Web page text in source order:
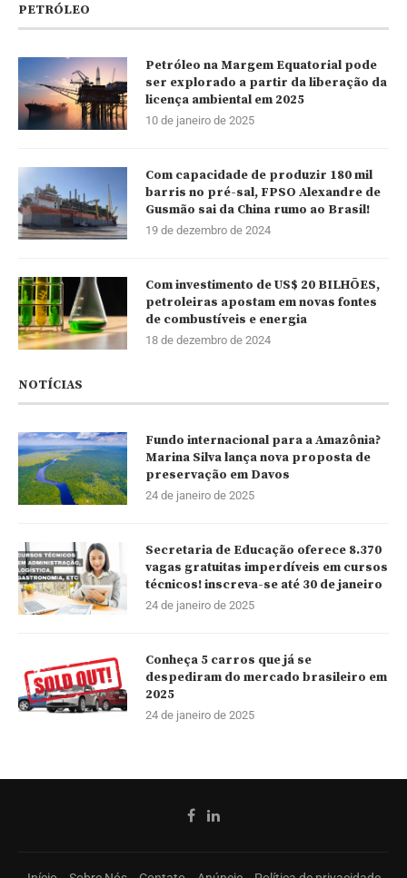
PETRÓLEO
Petróleo na Margem Equatorial pode
ser explorado a partir da liberação da
licença ambiental em 2025
10 de janeiro de 2025
Com capacidade de produzir 180 mil
barris no pré-sal, FPSO Alexandre de
Gusmão sai da China rumo ao Brasil!
19 de dezembro de 2024
Com investimento de US$ 20 BILHÕES,
petroleiras apostam em novas fontes
de combustíveis e energia
18 de dezembro de 2024
NOTÍCIAS
Fundo internacional para a Amazônia?
Marina Silva lança nova proposta de
preservação em Davos
24 de janeiro de 2025
Secretaria de Educação oferece 8.370
vagas gratuitas imperdíveis em cursos
técnicos! inscreva-se até 30 de janeiro
24 de janeiro de 2025
Conheça 5 carros que já se
despediram do mercado brasileiro em
2025
24 de janeiro de 2025